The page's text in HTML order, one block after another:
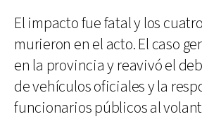
El impacto fue fatal y los
murieron en el acto. El caso
en la provincia y reavivó el
de vehículos oficiales y la
funcionarios públicos al